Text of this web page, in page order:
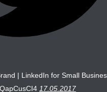
| LinkedIn for Small
17.05.2017